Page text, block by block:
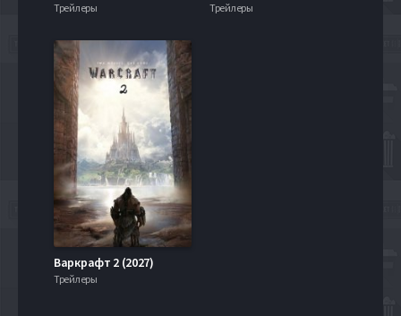
Трейлеры Трейлеры
Варкрафт 2 (2027)
Трейлеры